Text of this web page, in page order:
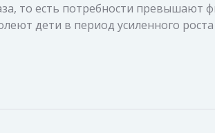
то есть потребности превышают
дети в период усиленного